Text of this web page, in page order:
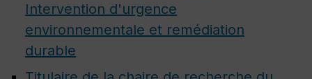
Intervention d'urgence
environnementale et remédiation
durable